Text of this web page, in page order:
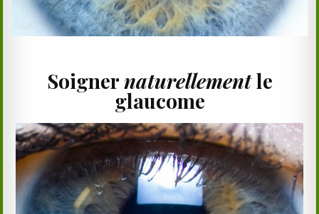
Soignernaturellementle
glaucome